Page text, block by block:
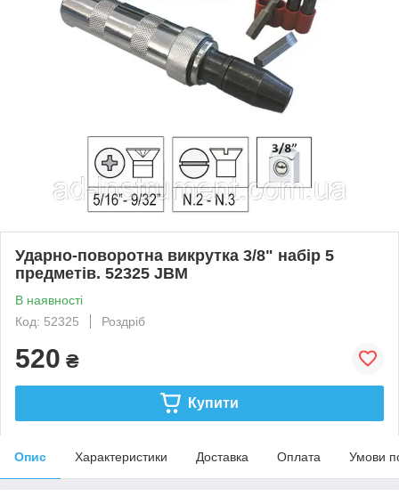
Ударно-поворотна викрутка 3/8" набір 5
предметів. 52325 JBM
В наявності
Код: 52325
Роздріб
520 ₴
Купити
Опис Характеристики Доставка Оплата Умови